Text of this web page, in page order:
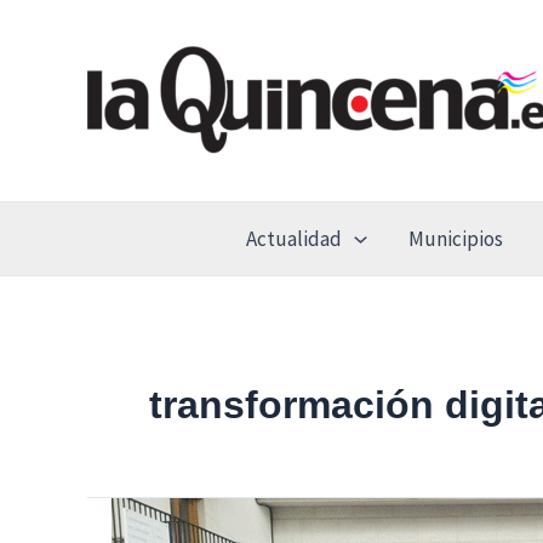
Actualidad Municipios
transformación
El